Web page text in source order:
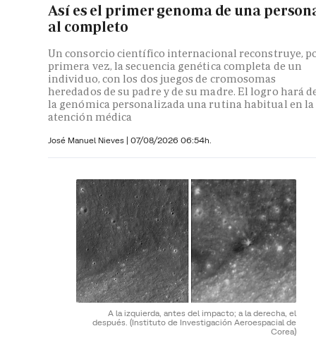
Así es el primer genoma de una
al completo
Un consorcio científico internacional reconstruye,
primera vez, la secuencia genética completa de un
individuo, con los dos juegos de cromosomas
heredados de su padre y de su madre. El logro hará
la genómica personalizada una rutina habitual en la
atención médica
José Manuel Nieves | 07/08/2026 06:54h.
A la izquierda, antes del impacto; a la derecha, el
después. (Instituto de Investigación Aeroespacial de
Corea)